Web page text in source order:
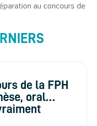
au concours de
de la FPH
oral…